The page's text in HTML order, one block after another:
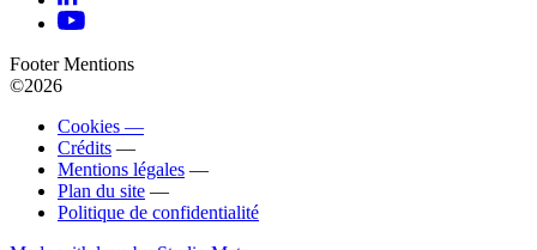
Footer Mentions
©2026
Cookies —
Crédits —
Mentions légales —
Plan du site —
Politique de confidentialité